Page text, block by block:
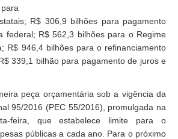
R$ 306,9 bilhões para pagamento
federal; R$ 562,3 bilhões para o Regime
R$ 946,4 bilhões para o refinanciamento
339,1 bilhão para pagamento de juros e
peça orçamentária sob a vigência da
95/2016 (PEC 55/2016), promulgada na
feira, que estabelece limite para o
públicas a cada ano. Para o próximo